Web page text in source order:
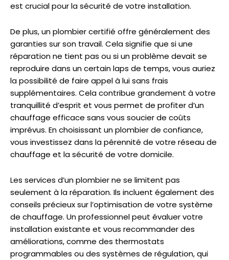
est crucial pour la sécurité de votre installation.
De plus, un plombier certifié offre généralement des
garanties sur son travail. Cela signifie que si une
réparation ne tient pas ou si un problème devait se
reproduire dans un certain laps de temps, vous auriez
la possibilité de faire appel à lui sans frais
supplémentaires. Cela contribue grandement à votre
tranquillité d’esprit et vous permet de profiter d’un
chauffage efficace sans vous soucier de coûts
imprévus. En choisissant un plombier de confiance,
vous investissez dans la pérennité de votre réseau de
chauffage et la sécurité de votre domicile.
Les services d’un plombier ne se limitent pas
seulement à la réparation. Ils incluent également des
conseils précieux sur l’optimisation de votre système
de chauffage. Un professionnel peut évaluer votre
installation existante et vous recommander des
améliorations, comme des thermostats
programmables ou des systèmes de régulation, qui